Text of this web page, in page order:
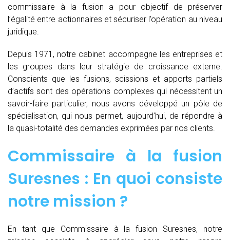
commissaire à la fusion
a pour objectif de préserver
l’égalité entre actionnaires et sécuriser l’opération au niveau
juridique.
Depuis 1971, notre cabinet accompagne les entreprises et
les groupes dans leur stratégie de croissance externe.
Conscients que les fusions, scissions et apports partiels
d’actifs sont des opérations complexes qui nécessitent un
savoir-faire particulier, nous avons développé un pôle de
spécialisation, qui nous permet, aujourd’hui, de répondre à
la quasi-totalité des demandes exprimées par nos clients.
Commissaire à la fusion
Suresnes : En quoi consiste
notre mission ?
En tant que Commissaire à la fusion Suresnes, notre